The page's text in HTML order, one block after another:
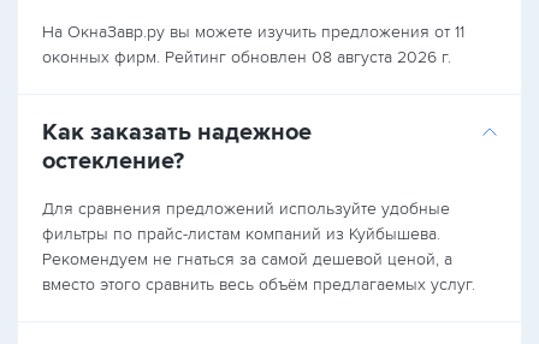
На ОкнаЗавр.ру вы можете изучить предложения от 11
оконных фирм. Рейтинг обновлен 08 августа 2026 г.
Как заказать надежное
остекление?
Для сравнения предложений используйте удобные
фильтры по прайс-листам компаний из Куйбышева.
Рекомендуем не гнаться за самой дешевой ценой, а
вместо этого сравнить весь объём предлагаемых услуг.